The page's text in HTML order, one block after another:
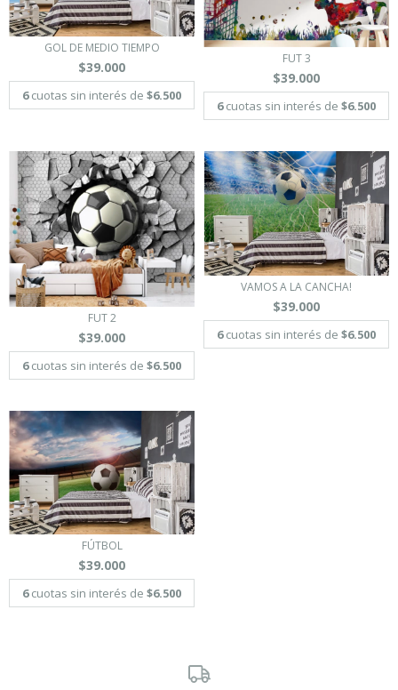
GOL DE MEDIO TIEMPO
$39.000
6cuotas sin interés de $6.500
FUT 3
$39.000
6cuotas sin interés de $6.500
FUT 2
$39.000
6cuotas sin interés de $6.500
VAMOS A LA CANCHA!
$39.000
6cuotas sin interés de $6.500
FÚTBOL
$39.000
6cuotas sin interés de $6.500